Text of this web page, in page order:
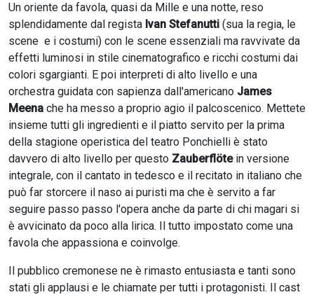
Un oriente da favola, quasi da Mille e una notte, reso
splendidamente dal regista Ivan Stefanutti (sua la regia, le
scene e i costumi) con le scene essenziali ma ravvivate da
effetti luminosi in stile cinematografico e ricchi costumi dai
colori sgargianti. E poi interpreti di alto livello e una
orchestra guidata con sapienza dall'americano James
Meena che ha messo a proprio agio il palcoscenico. Mettete
insieme tutti gli ingredienti e il piatto servito per la prima
della stagione operistica del teatro Ponchielli è stato
davvero di alto livello per questo Zauberflöte in versione
integrale, con il cantato in tedesco e il recitato in italiano che
può far storcere il naso ai puristi ma che è servito a far
seguire passo passo l'opera anche da parte di chi magari si
è avvicinato da poco alla lirica. Il tutto impostato come una
favola che appassiona e coinvolge.
Il pubblico cremonese ne è rimasto entusiasta e tanti sono
stati gli applausi e le chiamate per tutti i protagonisti. Il cast